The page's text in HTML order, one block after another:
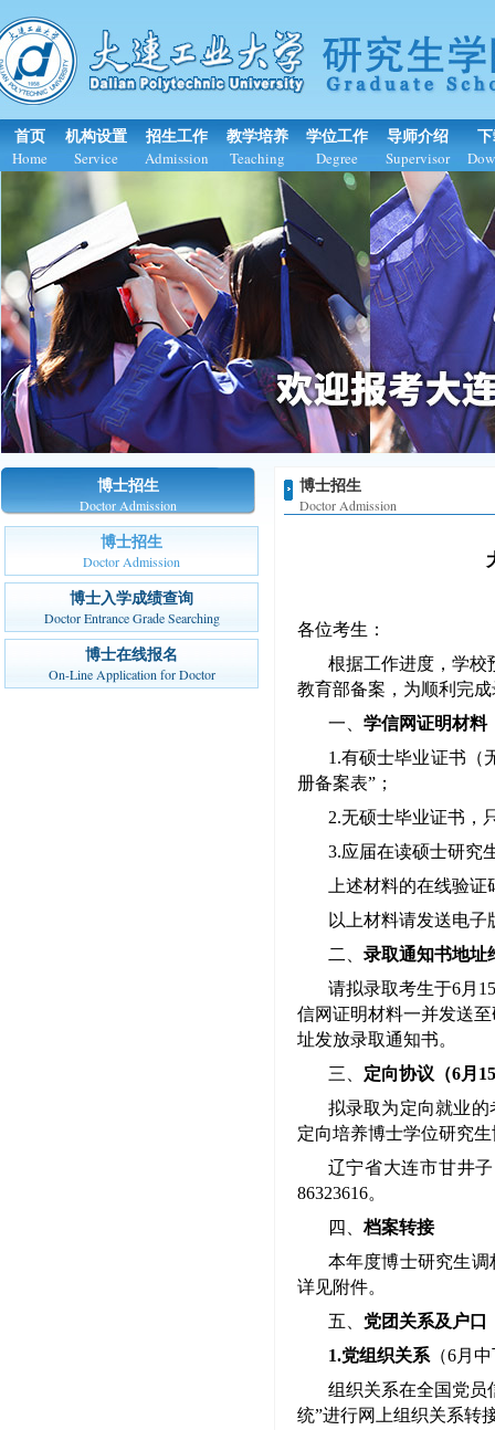
首页
Home
机构设置
Service
招生工作
Admission
教学培养
Teaching
学位工作
Degree
导师介绍
Supervisor
博士招生
Doctor Admission
博士招生
Doctor Admission
博士入学成绩查询
Doctor Entrance Grade Searching
博士在线报名
On-Line Application for Doctor
博士招生
Doctor Admission
各位考生：
根据工作进度，学校
教育部备案，为顺利完
一、 学信网证明材料
1.有硕士毕业证书（
册备案表”；
2.无硕士毕业证书，
3.应届在读硕士研究
上述材料的在线验
以上材料请发送电子
二、 录取通知书地址
请拟录取考生于6月
信网证明材料一并发送
址发放录取通知书。
三、 定向协议（6月
拟录取为定向就业
定向培养博士学位研究
辽宁省大连市甘井
86323616。
四、档案转接
本年度博士研究生
详见附件。
五、 党团关系及户口
1.党组织关系（6月
组织关系在全国党员
统”进行网上组织关系转